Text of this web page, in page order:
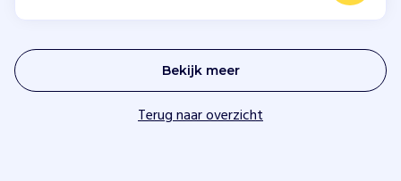
Bekijk meer
Terug naar overzicht